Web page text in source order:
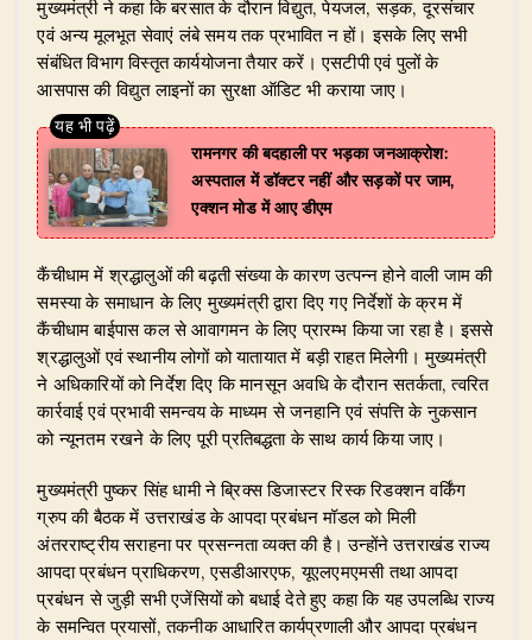
​मुख्यमंत्री ने कहा कि बरसात के दौरान विद्युत, पेयजल, सड़क, दूरसंचार
एवं अन्य मूलभूत सेवाएं लंबे समय तक प्रभावित न हों। इसके लिए सभी
संबंधित विभाग विस्तृत कार्ययोजना तैयार करें। एसटीपी एवं पुलों के
आसपास की विद्युत लाइनों का सुरक्षा ऑडिट भी कराया जाए।
रामनगर की बदहाली पर भड़का जनआक्रोश:
अस्पताल में डॉक्टर नहीं और सड़कों पर जाम,
एक्शन मोड में आए डीएम
​कैंचीधाम में श्रद्धालुओं की बढ़ती संख्या के कारण उत्पन्न होने वाली जाम की
समस्या के समाधान के लिए मुख्यमंत्री द्वारा दिए गए निर्देशों के क्रम में
कैंचीधाम बाईपास कल से आवागमन के लिए प्रारम्भ किया जा रहा है। इससे
श्रद्धालुओं एवं स्थानीय लोगों को यातायात में बड़ी राहत मिलेगी। मुख्यमंत्री
ने अधिकारियों को निर्देश दिए कि मानसून अवधि के दौरान सतर्कता, त्वरित
कार्रवाई एवं प्रभावी समन्वय के माध्यम से जनहानि एवं संपत्ति के नुकसान
को न्यूनतम रखने के लिए पूरी प्रतिबद्धता के साथ कार्य किया जाए।
​मुख्यमंत्री पुष्कर सिंह धामी ने ब्रिक्स डिजास्टर रिस्क रिडक्शन वर्किंग
ग्रुप की बैठक में उत्तराखंड के आपदा प्रबंधन मॉडल को मिली
अंतरराष्ट्रीय सराहना पर प्रसन्नता व्यक्त की है। उन्होंने उत्तराखंड राज्य
आपदा प्रबंधन प्राधिकरण, एसडीआरएफ, यूएलएमएमसी तथा आपदा
प्रबंधन से जुड़ी सभी एजेंसियों को बधाई देते हुए कहा कि यह उपलब्धि राज्य
के समन्वित प्रयासों, तकनीक आधारित कार्यप्रणाली और आपदा प्रबंधन